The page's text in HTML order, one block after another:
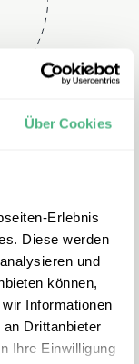
Über Cookies
Erlebnis
Diese werden
und
können,
Informationen
Drittanbieter
Ihre Einwilligung